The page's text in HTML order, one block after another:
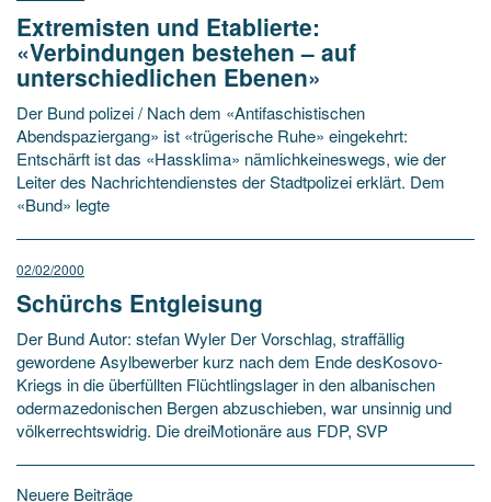
Extremisten und Etablierte:
«Verbindungen bestehen – auf
unterschiedlichen Ebenen»
Der Bund polizei / Nach dem «Antifaschistischen
Abendspaziergang» ist «trügerische Ruhe» eingekehrt:
Entschärft ist das «Hassklima» nämlichkeineswegs, wie der
Leiter des Nachrichtendienstes der Stadtpolizei erklärt. Dem
«Bund» legte
02/02/2000
Schürchs Entgleisung
Der Bund Autor: stefan Wyler Der Vorschlag, straffällig
gewordene Asylbewerber kurz nach dem Ende desKosovo-
Kriegs in die überfüllten Flüchtlingslager in den albanischen
odermazedonischen Bergen abzuschieben, war unsinnig und
völkerrechtswidrig. Die dreiMotionäre aus FDP, SVP
Beitragsnavigation
Neuere Beiträge